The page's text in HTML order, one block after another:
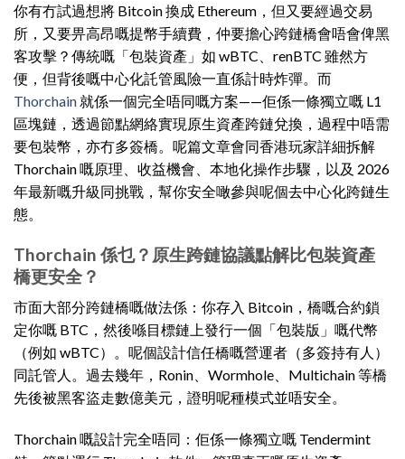
你有冇試過想將 Bitcoin 換成 Ethereum，但又要經過交易
所，又要畀高昂嘅提幣手續費，仲要擔心跨鏈橋會唔會俾黑
客攻擊？傳統嘅「包裝資產」如 wBTC、renBTC 雖然方
便，但背後嘅中心化託管風險一直係計時炸彈。而
Thorchain 就係一個完全唔同嘅方案——佢係一條獨立嘅 L1
區塊鏈，透過節點網絡實現原生資產跨鏈兌換，過程中唔需
要包裝幣，亦冇多簽橋。呢篇文章會同香港玩家詳細拆解
Thorchain 嘅原理、收益機會、本地化操作步驟，以及 2026
年最新嘅升級同挑戰，幫你安全噉參與呢個去中心化跨鏈生
態。
Thorchain 係乜？原生跨鏈協議點解比包裝資產
橋更安全？
市面大部分跨鏈橋嘅做法係：你存入 Bitcoin，橋嘅合約鎖
定你嘅 BTC，然後喺目標鏈上發行一個「包裝版」嘅代幣
（例如 wBTC）。呢個設計信任橋嘅營運者（多簽持有人）
同託管人。過去幾年，Ronin、Wormhole、Multichain 等橋
先後被黑客盜走數億美元，證明呢種模式並唔安全。
Thorchain 嘅設計完全唔同：佢係一條獨立嘅 Tendermint